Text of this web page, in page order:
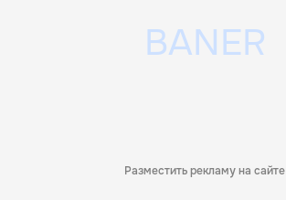
Разместить рекламу на сайте